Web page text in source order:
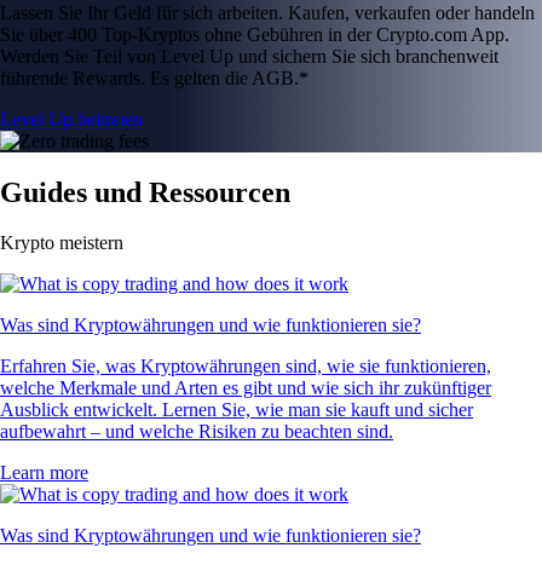
Lassen Sie Ihr Geld für sich arbeiten. Kaufen, verkaufen oder handeln
Sie über 400 Top-Kryptos ohne Gebühren in der Crypto.com App.
Werden Sie Teil von Level Up und sichern Sie sich branchenweit
führende Rewards. Es gelten die AGB.*
Level Up beitreten
Guides und Ressourcen
Krypto meistern
Was sind Kryptowährungen und wie funktionieren sie?
Erfahren Sie, was Kryptowährungen sind, wie sie funktionieren,
welche Merkmale und Arten es gibt und wie sich ihr zukünftiger
Ausblick entwickelt. Lernen Sie, wie man sie kauft und sicher
aufbewahrt – und welche Risiken zu beachten sind.
Learn more
Was sind Kryptowährungen und wie funktionieren sie?